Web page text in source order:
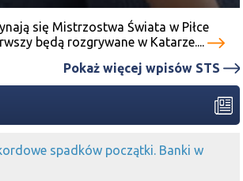
się Mistrzostwa Świata w Piłce
będą rozgrywane w Katarze....
Pokaż więcej wpisów STS
spadków początki. Banki w